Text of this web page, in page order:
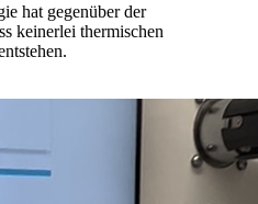
hat gegenüber der
keinerlei thermischen